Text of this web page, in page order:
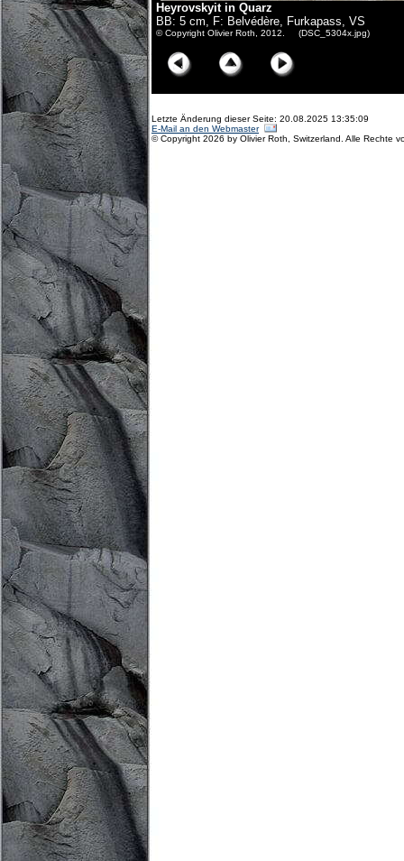
Heyrovskyit in Quarz
BB: 5 cm, F: Belvédère, Furkapass, VS
© Copyright Olivier Roth, 2012. (DSC_5304x.jpg)
Letzte Änderung dieser Seite: 20.08.2025 13:35:09
E-Mail an den Webmaster
© Copyright 2026 by Olivier Roth, Switzerland. Alle Rechte